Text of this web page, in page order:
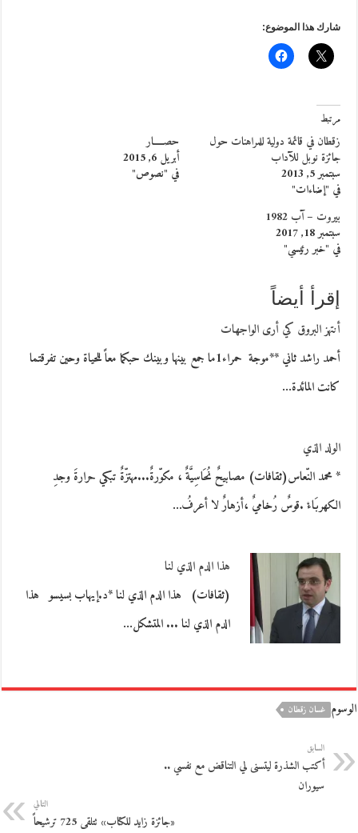
شارك هذا الموضوع:
مرتبط
زقطان في قائمة دولية للمراهنات حول
جائزة نوبل للآداب
سبتمبر 5, 2013
في "إضاءات"
حصـــــار
أبريل 6, 2015
في "نصوص"
بيروت – آب 1982
سبتمبر 18, 2017
في "خبر رئيسي"
إقرأ أيضاً
أنتهز البروق كي أرى الواجهات
أحمد راشد ثاني **موجة حمراء1ما جمع بينها وبينك حبكما معاً للحياة وحين تفرقتما
كانت المائدة…
الولد الذي
* محمد النّعاس(ثقافات) مصابيحٌ نُحَاسِيَّةٌ ، مكوّرةٌ...مهتزّةٌ تبكي حرارةَ وجدِ
الكهربَاءْ .قوسٌ رُخاميٌ ،أزهارٌ لا أعرفُ…
هذا الدم الذي لنا
(ثقافات) هذا الدم الذي لنا *د.إيهاب بسيسو هذا
الدم الذي لنا ... المتشكل…
الوسوم غسان زقطان
السابق
أكتب الشذرة ليتسنى لي التناقض مع نفسي ..
سيوران
التالي
«جائزة زايد للكتاب» تتلقى 725 ترشيحاً